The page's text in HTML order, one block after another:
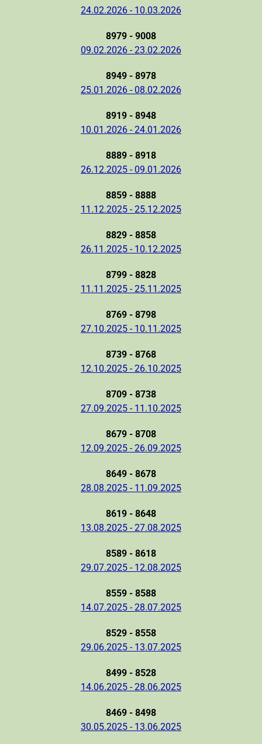
24.02.2026 - 10.03.2026
8979 - 9008
09.02.2026 - 23.02.2026
8949 - 8978
25.01.2026 - 08.02.2026
8919 - 8948
10.01.2026 - 24.01.2026
8889 - 8918
26.12.2025 - 09.01.2026
8859 - 8888
11.12.2025 - 25.12.2025
8829 - 8858
26.11.2025 - 10.12.2025
8799 - 8828
11.11.2025 - 25.11.2025
8769 - 8798
27.10.2025 - 10.11.2025
8739 - 8768
12.10.2025 - 26.10.2025
8709 - 8738
27.09.2025 - 11.10.2025
8679 - 8708
12.09.2025 - 26.09.2025
8649 - 8678
28.08.2025 - 11.09.2025
8619 - 8648
13.08.2025 - 27.08.2025
8589 - 8618
29.07.2025 - 12.08.2025
8559 - 8588
14.07.2025 - 28.07.2025
8529 - 8558
29.06.2025 - 13.07.2025
8499 - 8528
14.06.2025 - 28.06.2025
8469 - 8498
30.05.2025 - 13.06.2025